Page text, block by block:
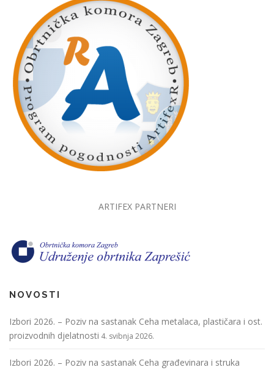
ARTIFEX PARTNERI
NOVOSTI
Izbori 2026. – Poziv na sastanak Ceha metalaca, plastičara i ost.
proizvodnih djelatnosti 4. svibnja 2026.
Izbori 2026. – Poziv na sastanak Ceha građevinara i struka